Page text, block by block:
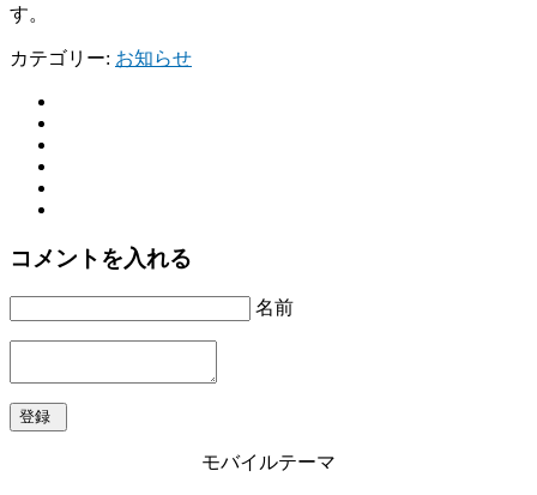
す。
カテゴリー: お知らせ
コメントを入れる
名前
モバイルテーマ